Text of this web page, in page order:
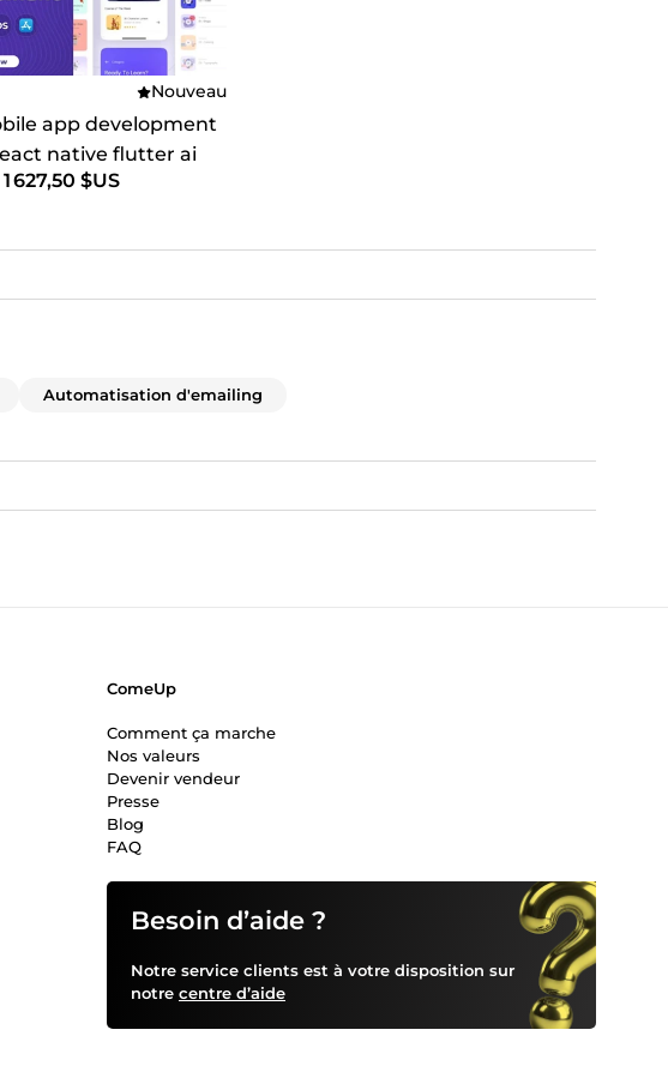
Nouveau
app development
native flutter ai
developer
627,50 $US
Automatisation d'emailing
Besoin d’aide ?
Notre service clients est à votre disposition sur
notre centre d’aide
ComeUp
Comment ça marche
Nos valeurs
Devenir vendeur
Presse
Blog
FAQ